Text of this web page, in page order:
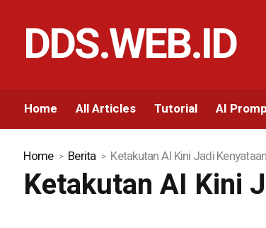
DDS.WEB.ID
Home All Articles Tutorial AI
Home Berita Ketakutan AI Kini Jadi
Ketakutan AI Kini